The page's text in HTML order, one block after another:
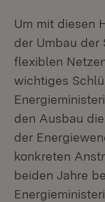
Um mit diesen
der Umbau der
flexiblen
wichtiges
den Ausbau
der
konkreten
beiden Jahre